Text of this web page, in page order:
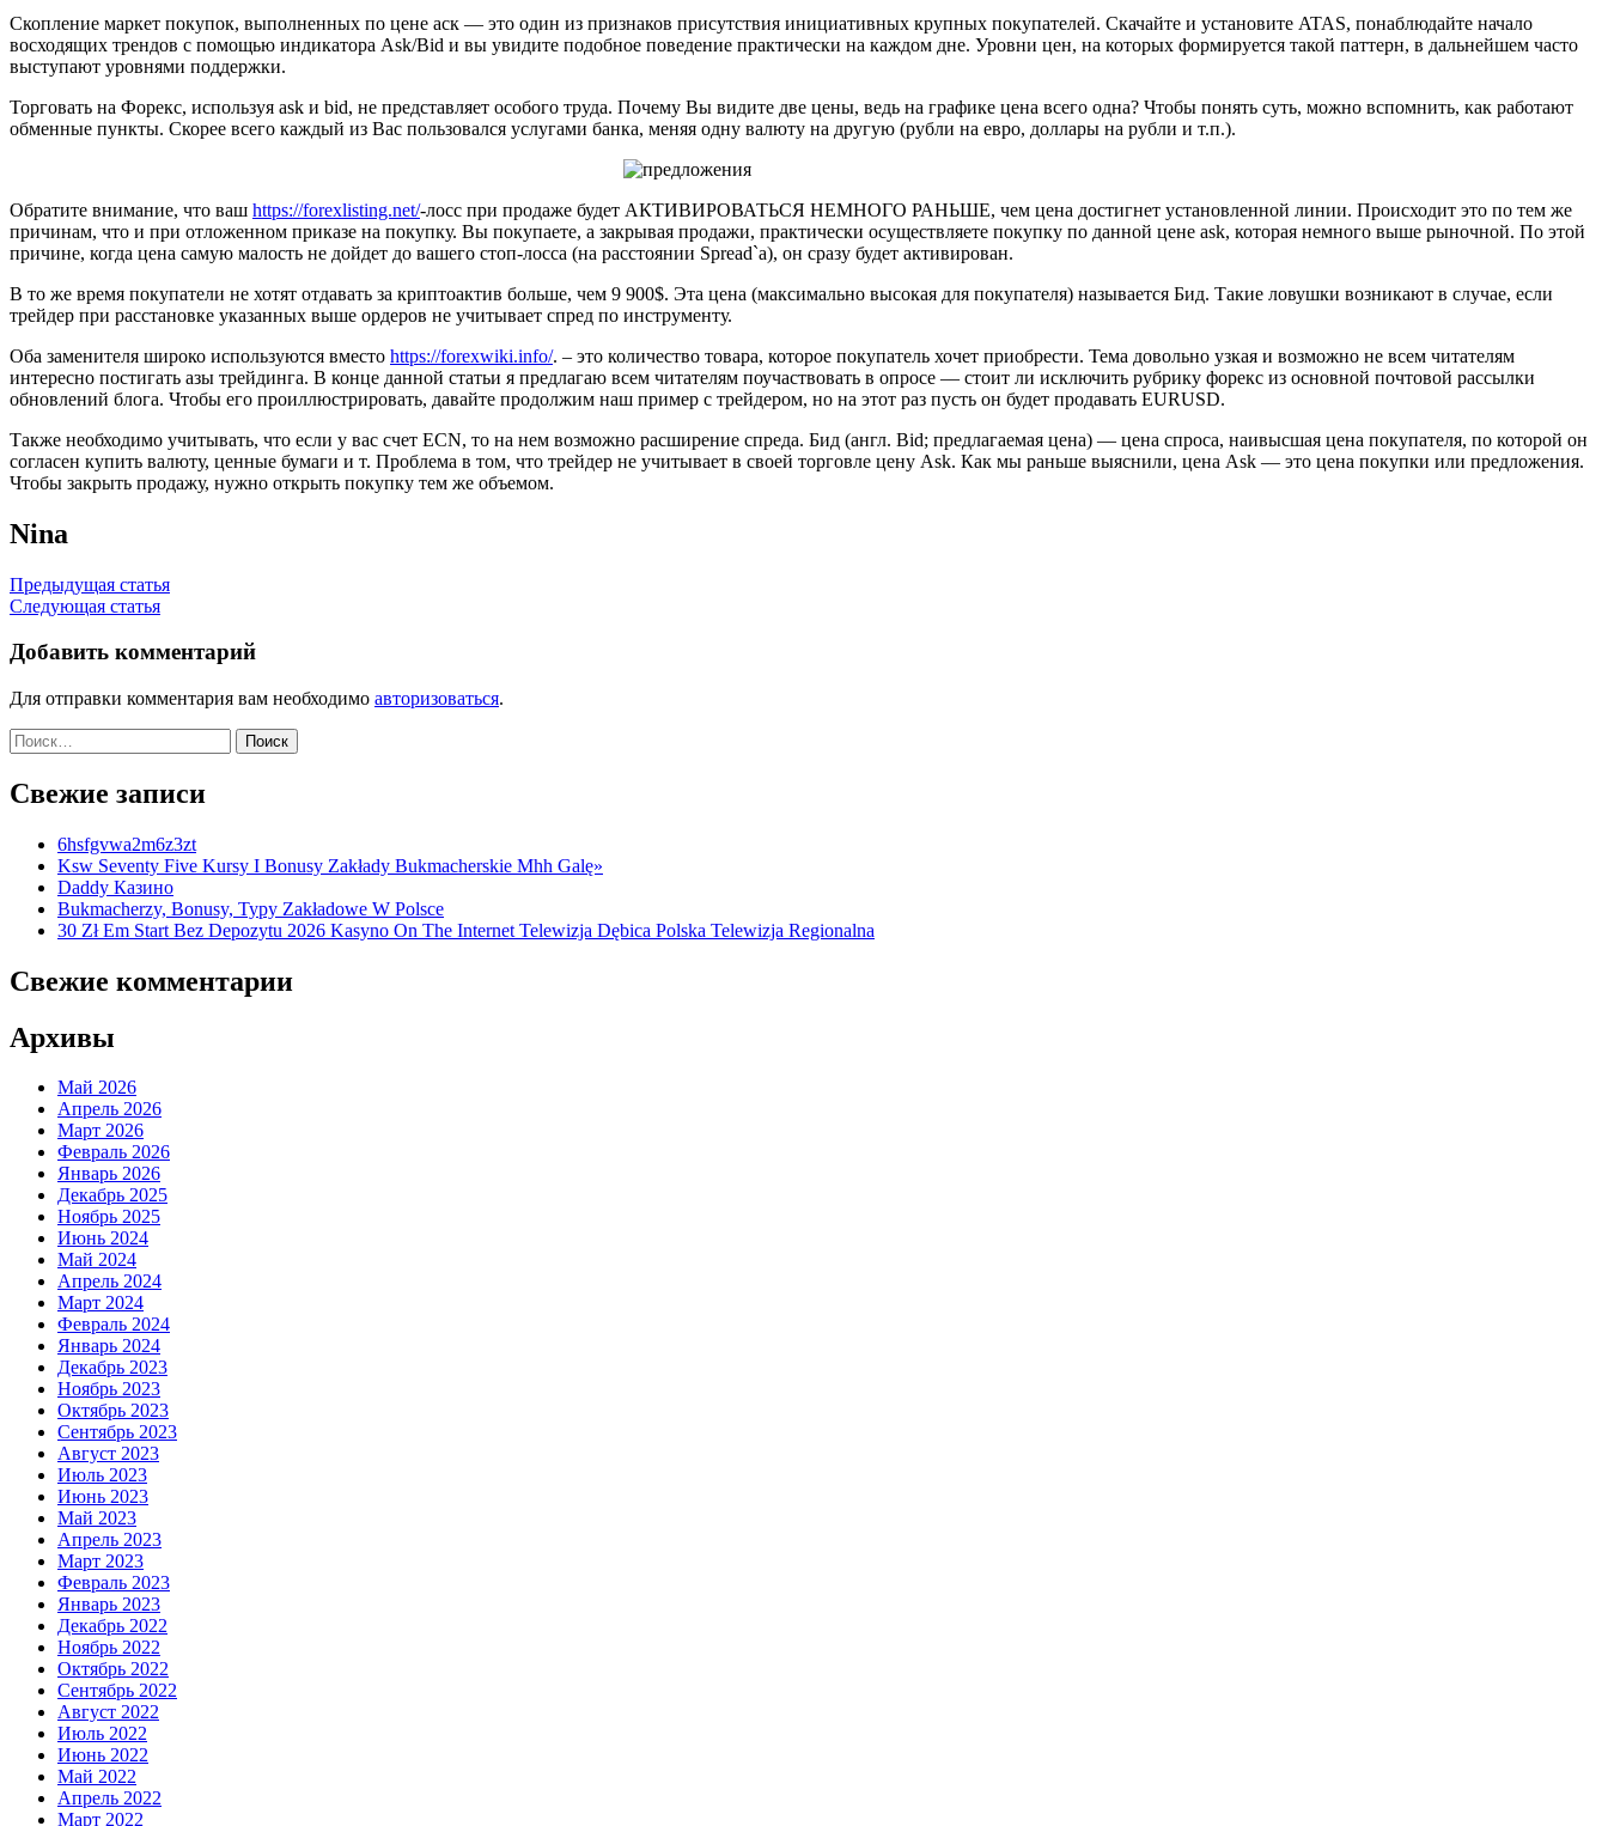
Скопление маркет покупок, выполненных по цене аск — это один из признаков присутствия инициативных крупных покупателей. Скачайте и установите ATAS, понаблюдайте начало
восходящих трендов с помощью индикатора Ask/Bid и вы увидите подобное поведение практически на каждом дне. Уровни цен, на которых формируется такой паттерн, в дальнейшем часто
выступают уровнями поддержки.
Торговать на Форекс, используя ask и bid, не представляет особого труда. Почему Вы видите две цены, ведь на графике цена всего одна? Чтобы понять суть, можно вспомнить, как работают
обменные пункты. Скорее всего каждый из Вас пользовался услугами банка, меняя одну валюту на другую (рубли на евро, доллары на рубли и т.п.).
Обратите внимание, что ваш https://forexlisting.net/-лосс при продаже будет АКТИВИРОВАТЬСЯ НЕМНОГО РАНЬШЕ, чем цена достигнет установленной линии. Происходит это по тем же
причинам, что и при отложенном приказе на покупку. Вы покупаете, а закрывая продажи, практически осуществляете покупку по данной цене ask, которая немного выше рыночной. По этой
причине, когда цена самую малость не дойдет до вашего стоп-лосса (на расстоянии Spread`а), он сразу будет активирован.
В то же время покупатели не хотят отдавать за криптоактив больше, чем 9 900$. Эта цена (максимально высокая для покупателя) называется Бид. Такие ловушки возникают в случае, если
трейдер при расстановке указанных выше ордеров не учитывает спред по инструменту.
Оба заменителя широко используются вместо https://forexwiki.info/. – это количество товара, которое покупатель хочет приобрести. Тема довольно узкая и возможно не всем читателям
интересно постигать азы трейдинга. В конце данной статьи я предлагаю всем читателям поучаствовать в опросе — стоит ли исключить рубрику форекс из основной почтовой рассылки
обновлений блога. Чтобы его проиллюстрировать, давайте продолжим наш пример с трейдером, но на этот раз пусть он будет продавать EURUSD.
Также необходимо учитывать, что если у вас счет ECN, то на нем возможно расширение спреда. Бид (англ. Bid; предлагаемая цена) — цена спроса, наивысшая цена покупателя, по которой он
согласен купить валюту, ценные бумаги и т. Проблема в том, что трейдер не учитывает в своей торговле цену Ask. Как мы раньше выяснили, цена Ask — это цена покупки или предложения.
Чтобы закрыть продажу, нужно открыть покупку тем же объемом.
Nina
Навигация
по
записям
Предыдущая статья
Следующая статья
Добавить комментарий
Для отправки комментария вам необходимо авторизоваться.
Найти:
Свежие записи
6hsfgvwa2m6z3zt
Ksw Seventy Five Kursy I Bonusy Zakłady Bukmacherskie Mhh Galę»
Daddy Казино
Bukmacherzy, Bonusy, Typy Zakładowe W Polsce
30 Zł Em Start Bez Depozytu 2026 Kasyno On The Internet Telewizja Dębica Polska Telewizja Regionalna
Свежие комментарии
Архивы
Май 2026
Апрель 2026
Март 2026
Февраль 2026
Январь 2026
Декабрь 2025
Ноябрь 2025
Июнь 2024
Май 2024
Апрель 2024
Март 2024
Февраль 2024
Январь 2024
Декабрь 2023
Ноябрь 2023
Октябрь 2023
Сентябрь 2023
Август 2023
Июль 2023
Июнь 2023
Май 2023
Апрель 2023
Март 2023
Февраль 2023
Январь 2023
Декабрь 2022
Ноябрь 2022
Октябрь 2022
Сентябрь 2022
Август 2022
Июль 2022
Июнь 2022
Май 2022
Апрель 2022
Март 2022